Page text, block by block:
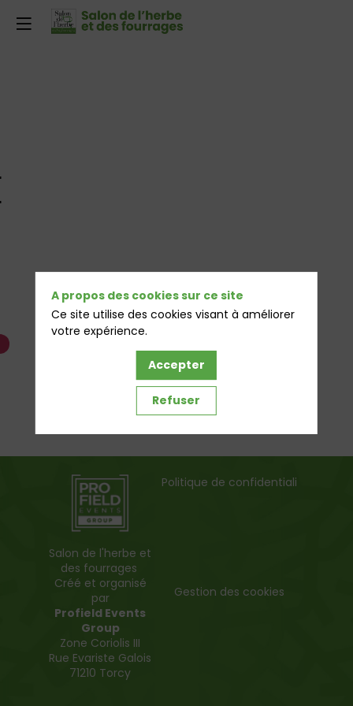
Salon de l'herbe et
des fourrages
Créé et organisé
par
Profield Events
Group
Zone Coriolis III
Rue Evariste Galois
71210 Torcy
Politique de confidentialité
Gestion des cookies
A propos des cookies sur ce site
Ce site utilise des cookies visant à améliorer
votre expérience.
Accepter
Refuser